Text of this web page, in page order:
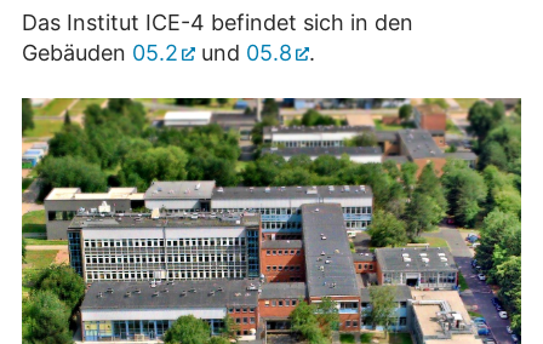
Das Institut ICE-4 befindet sich in den
Gebäuden 05.2 und 05.8 .